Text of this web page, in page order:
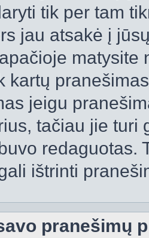
tik per tam
jau atsakė į
matysite
kartų
jeigu
tačiau jie turi
redaguotas.
ištrinti
pranešimų